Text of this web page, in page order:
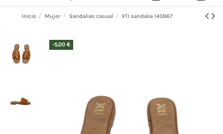
Inicio Mujer Sandalias casual XTI sandalia 143867
-5,00 €